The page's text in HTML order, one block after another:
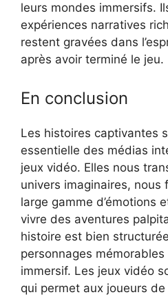
leurs mondes immersifs.
expériences narratives
restent gravées dans
après avoir terminé le jeu.
En conclusion
Les histoires captivantes
essentielle des médias
jeux vidéo. Elles nous
univers imaginaires, nous
large gamme d’émotions
vivre des aventures
histoire est bien
personnages
immersif. Les jeux vidéo
qui permet aux joueurs de